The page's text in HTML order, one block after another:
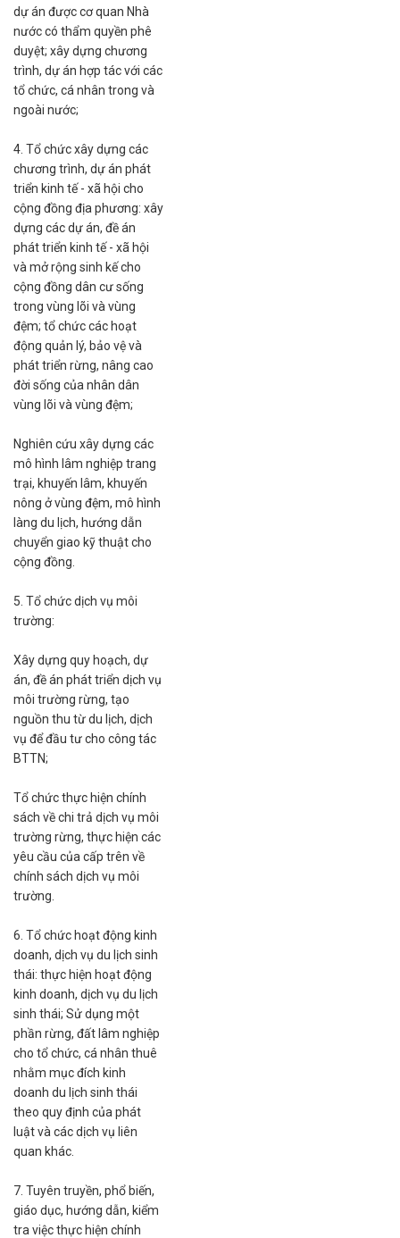
dự án được cơ quan Nhà
nước có thẩm quyền phê
duyệt; xây dựng chương
trình, dự án hợp tác với các
tổ chức, cá nhân trong và
ngoài nước;
4. Tổ chức xây dựng các
chương trình, dự án phát
triển kinh tế - xã hội cho
cộng đồng địa phương: xây
dựng các dự án, đề án
phát triển kinh tế - xã hội
và mở rộng sinh kế cho
cộng đồng dân cư sống
trong vùng lõi và vùng
đệm; tổ chức các hoạt
động quản lý, bảo vệ và
phát triển rừng, nâng cao
đời sống của nhân dân
vùng lõi và vùng đệm;
Nghiên cứu xây dựng các
mô hình lâm nghiệp trang
trại, khuyến lâm, khuyến
nông ở vùng đệm, mô hình
làng du lịch, hướng dẫn
chuyển giao kỹ thuật cho
cộng đồng.
5. Tổ chức dịch vụ môi
trường:
Xây dựng quy hoạch, dự
án, đề án phát triển dịch vụ
môi trường rừng, tạo
nguồn thu từ du lịch, dịch
vụ để đầu tư cho công tác
BTTN;
Tổ chức thực hiện chính
sách về chi trả dịch vụ môi
trường rừng, thực hiện các
yêu cầu của cấp trên về
chính sách dịch vụ môi
trường.
6. Tổ chức hoạt động kinh
doanh, dịch vụ du lịch sinh
thái: thực hiện hoạt động
kinh doanh, dịch vụ du lịch
sinh thái; Sử dụng một
phần rừng, đất lâm nghiệp
cho tổ chức, cá nhân thuê
nhằm mục đích kinh
doanh du lịch sinh thái
theo quy định của phát
luật và các dịch vụ liên
quan khác.
7. Tuyên truyền, phổ biến,
giáo dục, hướng dẫn, kiểm
tra việc thực hiện chính